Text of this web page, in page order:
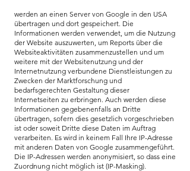
werden an einen Server von Google in den USA
übertragen und dort gespeichert. Die
Informationen werden verwendet, um die Nutzung
der Website auszuwerten, um Reports über die
Websiteaktivitäten zusammenzustellen und um
weitere mit der Websitenutzung und der
Internetnutzung verbundene Dienstleistungen zu
Zwecken der Marktforschung und
bedarfsgerechten Gestaltung dieser
Internetseiten zu erbringen. Auch werden diese
Informationen gegebenenfalls an Dritte
übertragen, sofern dies gesetzlich vorgeschrieben
ist oder soweit Dritte diese Daten im Auftrag
verarbeiten. Es wird in keinem Fall Ihre IP-Adresse
mit anderen Daten von Google zusammengeführt.
Die IP-Adressen werden anonymisiert, so dass eine
Zuordnung nicht möglich ist (IP-Masking).